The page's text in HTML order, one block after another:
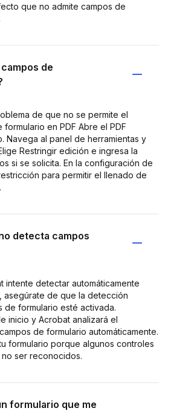
que no admite campos de
de
de que no se permite el
en PDF Abre el PDF
Navega al panel de herramientas y
Restringir edición e ingresa la
si se solicita. En la configuración de
para permitir el llenado de
detecta campos
intente detectar automáticamente
asegúrate de que la detección
de formulario esté activada.
inicio y Acrobat analizará el
de formulario automáticamente.
formulario porque algunos controles
ser reconocidos.
formulario que me